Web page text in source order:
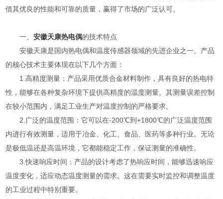
借其优良的性能和可靠的质量，赢得了市场的广泛认可。
一、安徽天康热电偶的技术特点
安徽天康是国内热电偶和温度传感器领域的先进企业之一。产品
的核心技术主要体现在以下几个方面：
1.高精度测量：产品采用优质合金材料制作，具有良好的热电特
性，能够在各种复杂环境下提供高精度的温度测量。其测量误差控制
在较小范围内，满足工业生产对温度控制的严格要求。
2.广泛的温度范围：它可以在-200℃到+1800℃的广泛温度范围
内进行有效测量，适用于冶金、化工、食品、医药等多种行业。无论
是极低温还是高温环境，它都能稳定工作，保证测量的准确性。
3.快速响应时间：产品的设计考虑了热响应时间，能够迅速响应
温度变化，适应动态温度测量的需求。这在需要实时监控和调整温度
的工业过程中特别重要。